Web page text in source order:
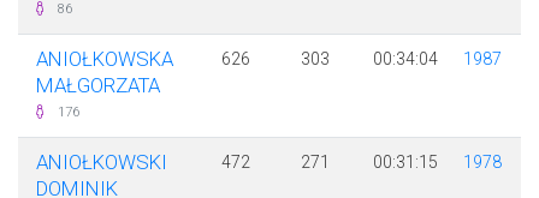
86
ANIOŁKOWSKA
MAŁGORZATA
176
626 303 00:34:04 1987
ANIOŁKOWSKI
DOMINIK
472 271 00:31:15 1978